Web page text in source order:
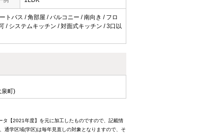
トバス / 角部屋 / バルコニー / 南向き / フロ
/ システムキッチン / 対面式キッチン / 3口以
泉町)
【2021年度】を元に加工したものですので、記載情
通学区域(学区)は毎年見直しの対象となりますので、そ